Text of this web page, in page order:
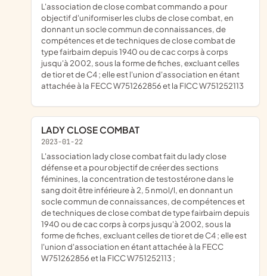
l'association de close combat commando a pour
objectif d'uniformiser les clubs de close combat, en
donnant un socle commun de connaissances, de
compétences et de techniques de close combat de
type fairbairn depuis 1940 ou de cac corps à corps
jusqu'à 2002, sous la forme de fiches, excluant celles
de tior et de C4 ; elle est l'union d'association en étant
attachée à la FECC W751262856 et la FICC W751252113
LADY CLOSE COMBAT
2023-01-22
l'association lady close combat fait du lady close
défense et a pour objectif de créer des sections
féminines, la concentration de testostérone dans le
sang doit être inférieure à 2, 5 nmol/l, en donnant un
socle commun de connaissances, de compétences et
de techniques de close combat de type fairbairn depuis
1940 ou de cac corps à corps jusqu'à 2002, sous la
forme de fiches, excluant celles de tior et de C4 ; elle est
l'union d'association en étant attachée à la FECC
W751262856 et la FICC W751252113 ;